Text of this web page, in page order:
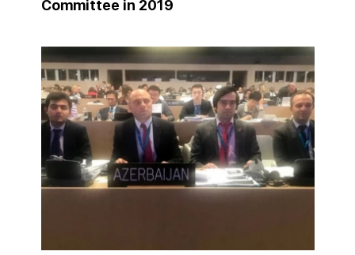
Committee in 2019